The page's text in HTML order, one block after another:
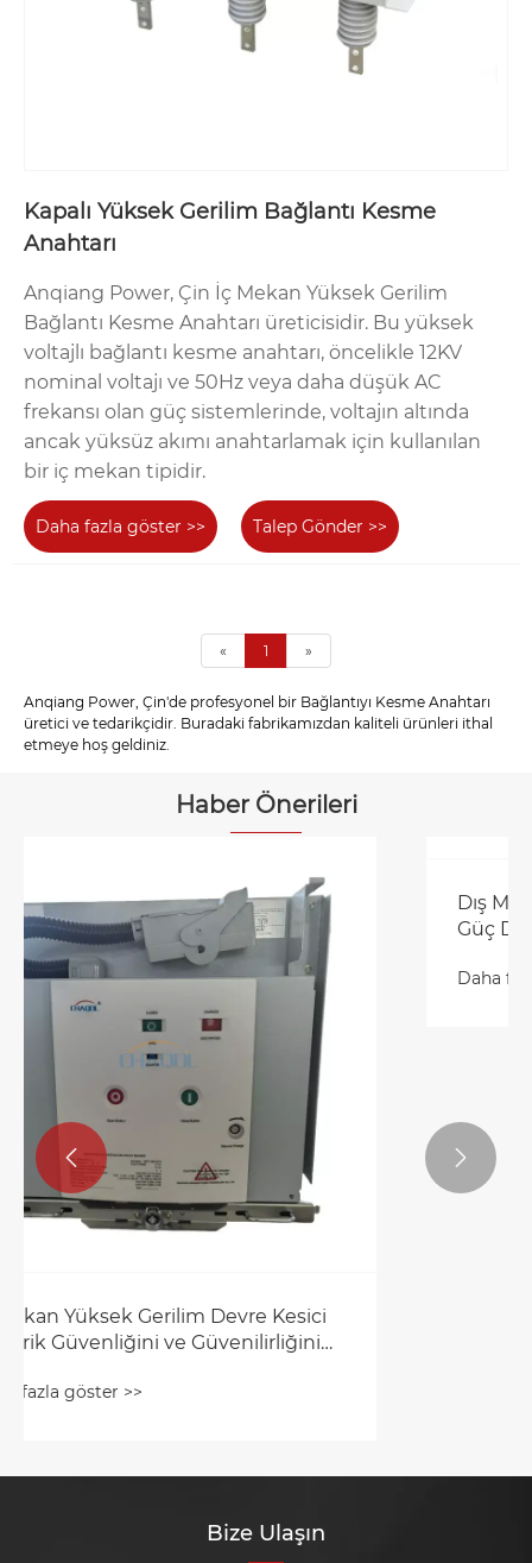
Kapalı Yüksek Gerilim Bağlantı Kesme
Anahtarı
Anqiang Power, Çin İç Mekan Yüksek Gerilim
Bağlantı Kesme Anahtarı üreticisidir. Bu yüksek
voltajlı bağlantı kesme anahtarı, öncelikle 12KV
nominal voltajı ve 50Hz veya daha düşük AC
frekansı olan güç sistemlerinde, voltajın altında
ancak yüksüz akımı anahtarlamak için kullanılan
bir iç mekan tipidir.
Daha fazla göster >> Talep Gönder >>
« 1 »
Anqiang Power, Çin'de profesyonel bir Bağlantıyı Kesme Anahtarı
üretici ve tedarikçidir. Buradaki fabrikamızdan kaliteli ürünleri ithal
etmeye hoş geldiniz.
Haber Önerileri
Dış Mekan Yüksek Gerilim Yük Anahtarı
Güç Dağıtımı Güvenilirliğini Nasıl
Daha fazla göster >>
 
Bize Ulaşın